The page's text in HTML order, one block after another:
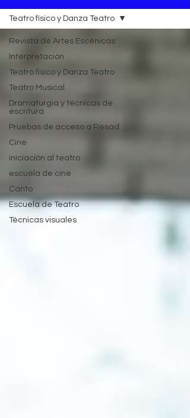
Revista de Artes Escénicas
Interpretación
Teatro físico y Danza Teatro
Teatro Musical
Dramaturgia y técnicas de
escritura
Pruebas de acceso a Resad
Cine
iniciación al teatro
escuela de cine
Canto
Escuela de Teatro
Técnicas visuales
Teatro físico y Danza Teatro